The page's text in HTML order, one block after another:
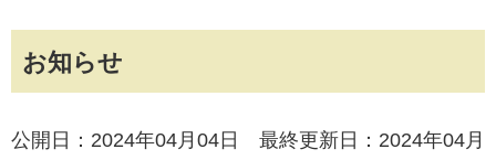
お知らせ
公開日：2024年04月04日 最終更新日：2024年04月